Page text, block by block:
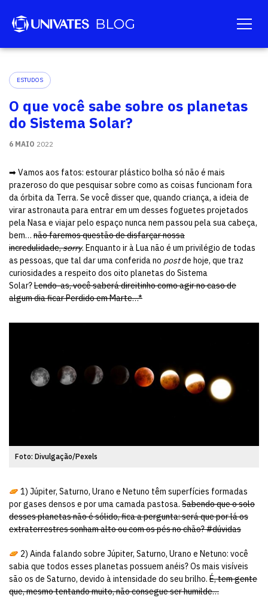
ESTUDOS
O que você sabe sobre os planetas
do Sistema Solar?
6 MAIO 2022
➡ Vamos aos fatos: estourar plástico bolha só não é mais
prazeroso do que pesquisar sobre como as coisas funcionam fora
da órbita da Terra. Se você disser que, quando criança, a ideia de
virar astronauta para entrar em um desses foguetes projetados
pela Nasa e viajar pelo espaço nunca nem passou pela sua cabeça,
bem… não faremos questão de disfarçar nossa
incredulidade,sorry. Enquanto ir à Lua não é um privilégio de todas
as pessoas, que tal dar uma conferida no postde hoje, que traz
curiosidades a respeito dos oito planetas do Sistema
Solar?Lendo-as, você saberá direitinho como agir no caso de
algum dia ficar Perdido em Marte…*
Foto: Divulgação/Pexels
1) Júpiter, Saturno, Urano e Netuno têm superfícies formadas
por gases densos e por uma camada pastosa. Sabendo que o solo
desses planetas não é sólido, fica a pergunta: será que por lá os
extraterrestres sonham alto ou com os pés no chão? #dúvidas
2) Ainda falando sobre Júpiter, Saturno, Urano e Netuno: você
sabia que todos esses planetas possuem anéis? Os mais visíveis
são os de Saturno, devido à intensidade do seu brilho. É, tem gente
que, mesmo tentando muito, não consegue ser humilde…